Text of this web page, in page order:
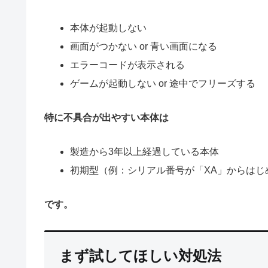
本体が起動しない
画面がつかない or 青い画面になる
エラーコードが表示される
ゲームが起動しない or 途中でフリーズする
特に不具合が出やすい本体は
製造から3年以上経過している本体
初期型（例：シリアル番号が「XA」からはじ
です。
まず試してほしい対処法